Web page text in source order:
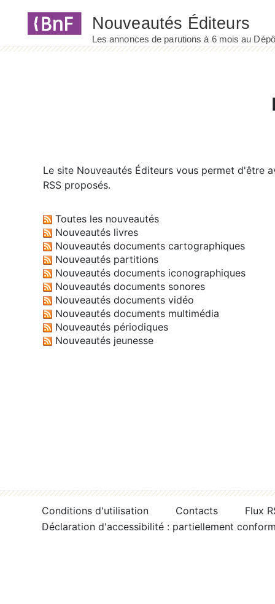
Le site Nouveautés Éditeurs vous permet d'être
RSS proposés.
Toutes les nouveautés
Nouveautés livres
Nouveautés documents cartographiques
Nouveautés partitions
Nouveautés documents iconographiques
Nouveautés documents sonores
Nouveautés documents vidéo
Nouveautés documents multimédia
Nouveautés périodiques
Nouveautés jeunesse
Conditions d'utilisation Contacts
Flux
Déclaration d'accessibilité : partiellement